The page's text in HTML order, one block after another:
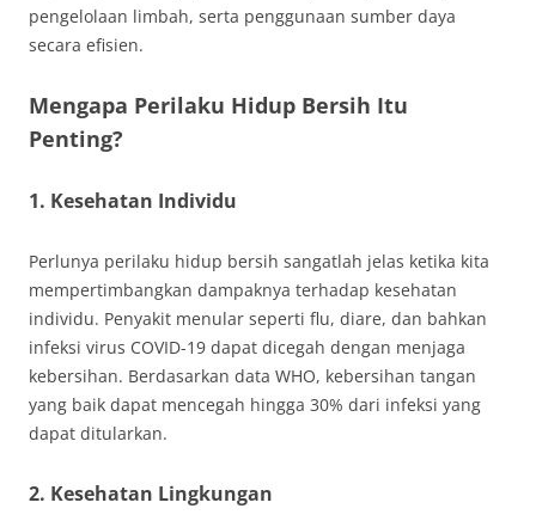
pengelolaan limbah, serta penggunaan sumber daya
secara efisien.
Mengapa Perilaku Hidup Bersih Itu
Penting?
1. Kesehatan Individu
Perlunya perilaku hidup bersih sangatlah jelas ketika kita
mempertimbangkan dampaknya terhadap kesehatan
individu. Penyakit menular seperti flu, diare, dan bahkan
infeksi virus COVID-19 dapat dicegah dengan menjaga
kebersihan. Berdasarkan data WHO, kebersihan tangan
yang baik dapat mencegah hingga 30% dari infeksi yang
dapat ditularkan.
2. Kesehatan Lingkungan